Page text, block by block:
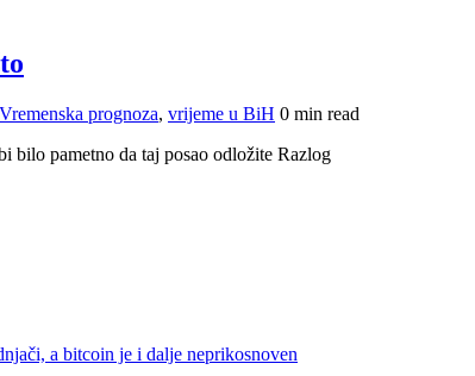
Vremenska prognoza, vrijeme u BiH 0 min read
bilo pametno da taj posao odložite Razlog